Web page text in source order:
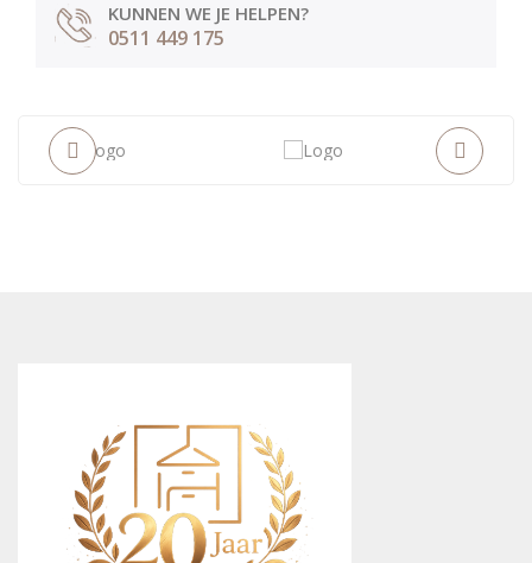
KUNNEN WE JE HELPEN?
0511 449 175